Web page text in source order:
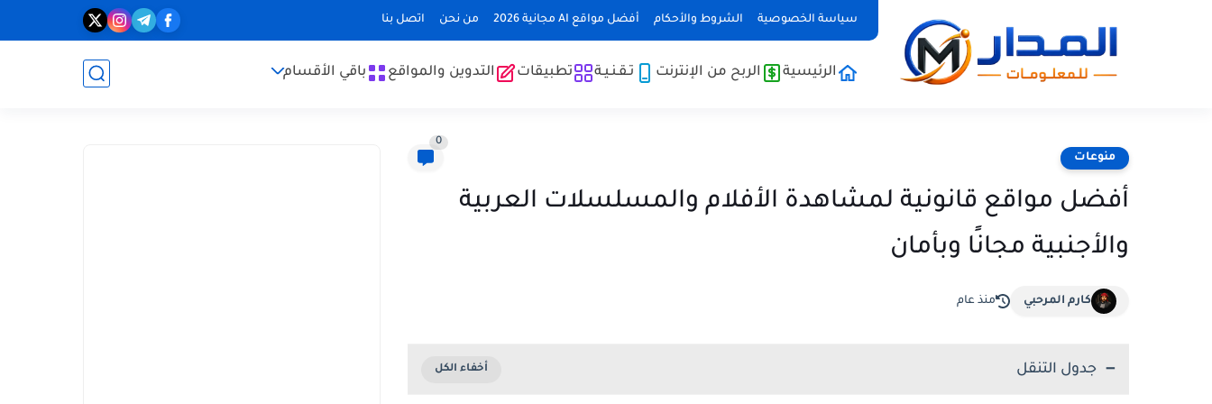
سياسة الخصوصية الشروط والأحكام أفضل مواقع AI مجانية 2026 من نحن اتصل بنا
الرئيسية الربح من الإنترنت تـقـنـيـة تطبيقات التدوين والمواقع باقي الأقسام
منوعات
0
أفضل مواقع قانونية لمشاهدة الأفلام والمسلسلات العربية
والأجنبية مجانًا وبأمان
كارم المرحبي منذ عام
جدول التنقل